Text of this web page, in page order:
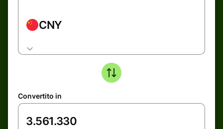
CNY
Convertito in